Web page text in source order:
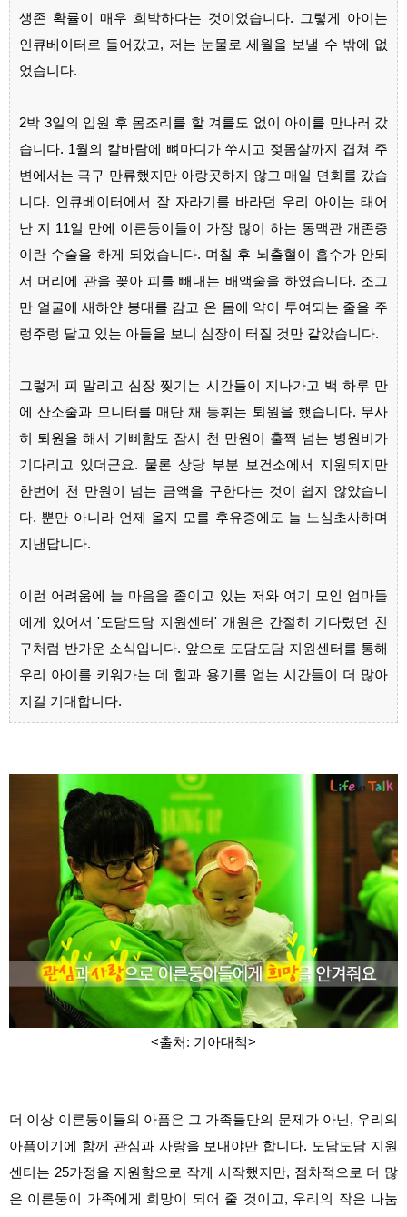
생존 확률이 매우 희박하다는 것이었습니다. 그렇게 아이는
인큐베이터로 들어갔고, 저는 눈물로 세월을 보낼 수 밖에 없
었습니다.
2박 3일의 입원 후 몸조리를 할 겨를도 없이 아이를 만나러 갔
습니다. 1월의 칼바람에 뼈마디가 쑤시고 젖몸살까지 겹쳐 주
변에서는 극구 만류했지만 아랑곳하지 않고 매일 면회를 갔습
니다. 인큐베이터에서 잘 자라기를 바라던 우리 아이는 태어
난 지 11일 만에 이른둥이들이 가장 많이 하는 동맥관 개존증
이란 수술을 하게 되었습니다. 며칠 후 뇌출혈이 흡수가 안되
서 머리에 관을 꽂아 피를 빼내는 배액술을 하였습니다. 조그
만 얼굴에 새하얀 붕대를 감고 온 몸에 약이 투여되는 줄을 주
렁주렁 달고 있는 아들을 보니 심장이 터질 것만 같았습니다.
그렇게 피 말리고 심장 찢기는 시간들이 지나가고 백 하루 만
에 산소줄과 모니터를 매단 채 동휘는 퇴원을 했습니다. 무사
히 퇴원을 해서 기뻐함도 잠시 천 만원이 훌쩍 넘는 병원비가
기다리고 있더군요. 물론 상당 부분 보건소에서 지원되지만
한번에 천 만원이 넘는 금액을 구한다는 것이 쉽지 않았습니
다. 뿐만 아니라 언제 올지 모를 후유증에도 늘 노심초사하며
지낸답니다.
이런 어려움에 늘 마음을 졸이고 있는 저와 여기 모인 엄마들
에게 있어서 '도담도담 지원센터' 개원은 간절히 기다렸던 친
구처럼 반가운 소식입니다. 앞으로 도담도담 지원센터를 통해
우리 아이를 키워가는 데 힘과 용기를 얻는 시간들이 더 많아
지길 기대합니다.
<출처: 기아대책>
더 이상 이른둥이들의 아픔은 그 가족들만의 문제가 아닌, 우리의
아픔이기에 함께 관심과 사랑을 보내야만 합니다. 도담도담 지원
센터는 25가정을 지원함으로 작게 시작했지만, 점차적으로 더 많
은 이른둥이 가족에게 희망이 되어 줄 것이고, 우리의 작은 나눔